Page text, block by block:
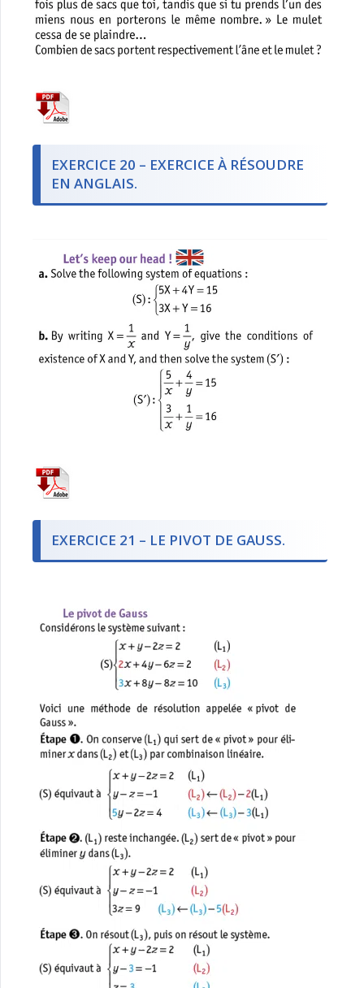
EXERCICE 20 – EXERCICE À RÉSOUDRE
EN ANGLAIS.
EXERCICE 21 – LE PIVOT DE GAUSS.